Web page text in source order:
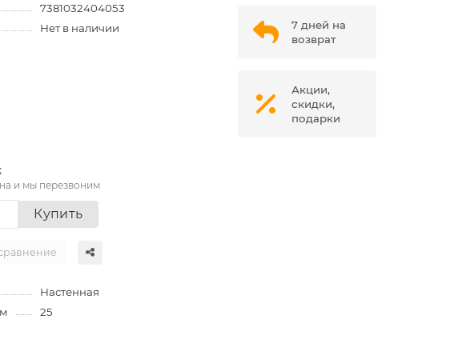
7381032404053
Нет в наличии
и мы перезвоним
Купить
Настенная
25
7 дней на
возврат
Акции,
скидки,
подарки